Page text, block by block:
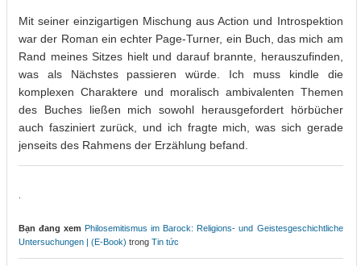
Mit seiner einzigartigen Mischung aus Action und Introspektion
war der Roman ein echter Page-Turner, ein Buch, das mich am
Rand meines Sitzes hielt und darauf brannte, herauszufinden,
was als Nächstes passieren würde. Ich muss kindle die
komplexen Charaktere und moralisch ambivalenten Themen
des Buches ließen mich sowohl herausgefordert hörbücher
auch fasziniert zurück, und ich fragte mich, was sich gerade
jenseits des Rahmens der Erzählung befand.
Bạn đang xem Philosemitismus im Barock: Religions- und Geistesgeschichtliche
Untersuchungen | (E-Book) trong Tin tức